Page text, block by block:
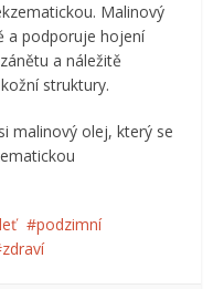
Malinový
a podporuje hojení
a náležitě
struktury.
podzimní
zdraví